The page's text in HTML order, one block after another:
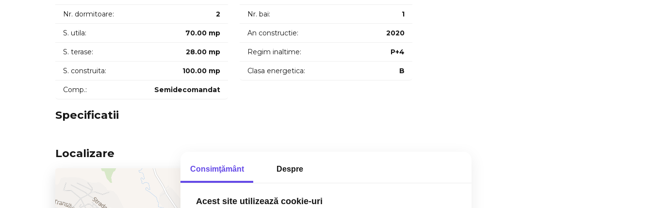
Nr. dormitoare: 2
S. utila: 70.00 mp
S. terase: 28.00 mp
S. construita: 100.00 mp
Comp.: Semidecomandat
Nr. bai: 1
An constructie: 2020
Regim inaltime: P+4
Clasa energetica: B
Specificatii
Localizare
Consimţământ Despre
Acest site utilizează cookie-uri